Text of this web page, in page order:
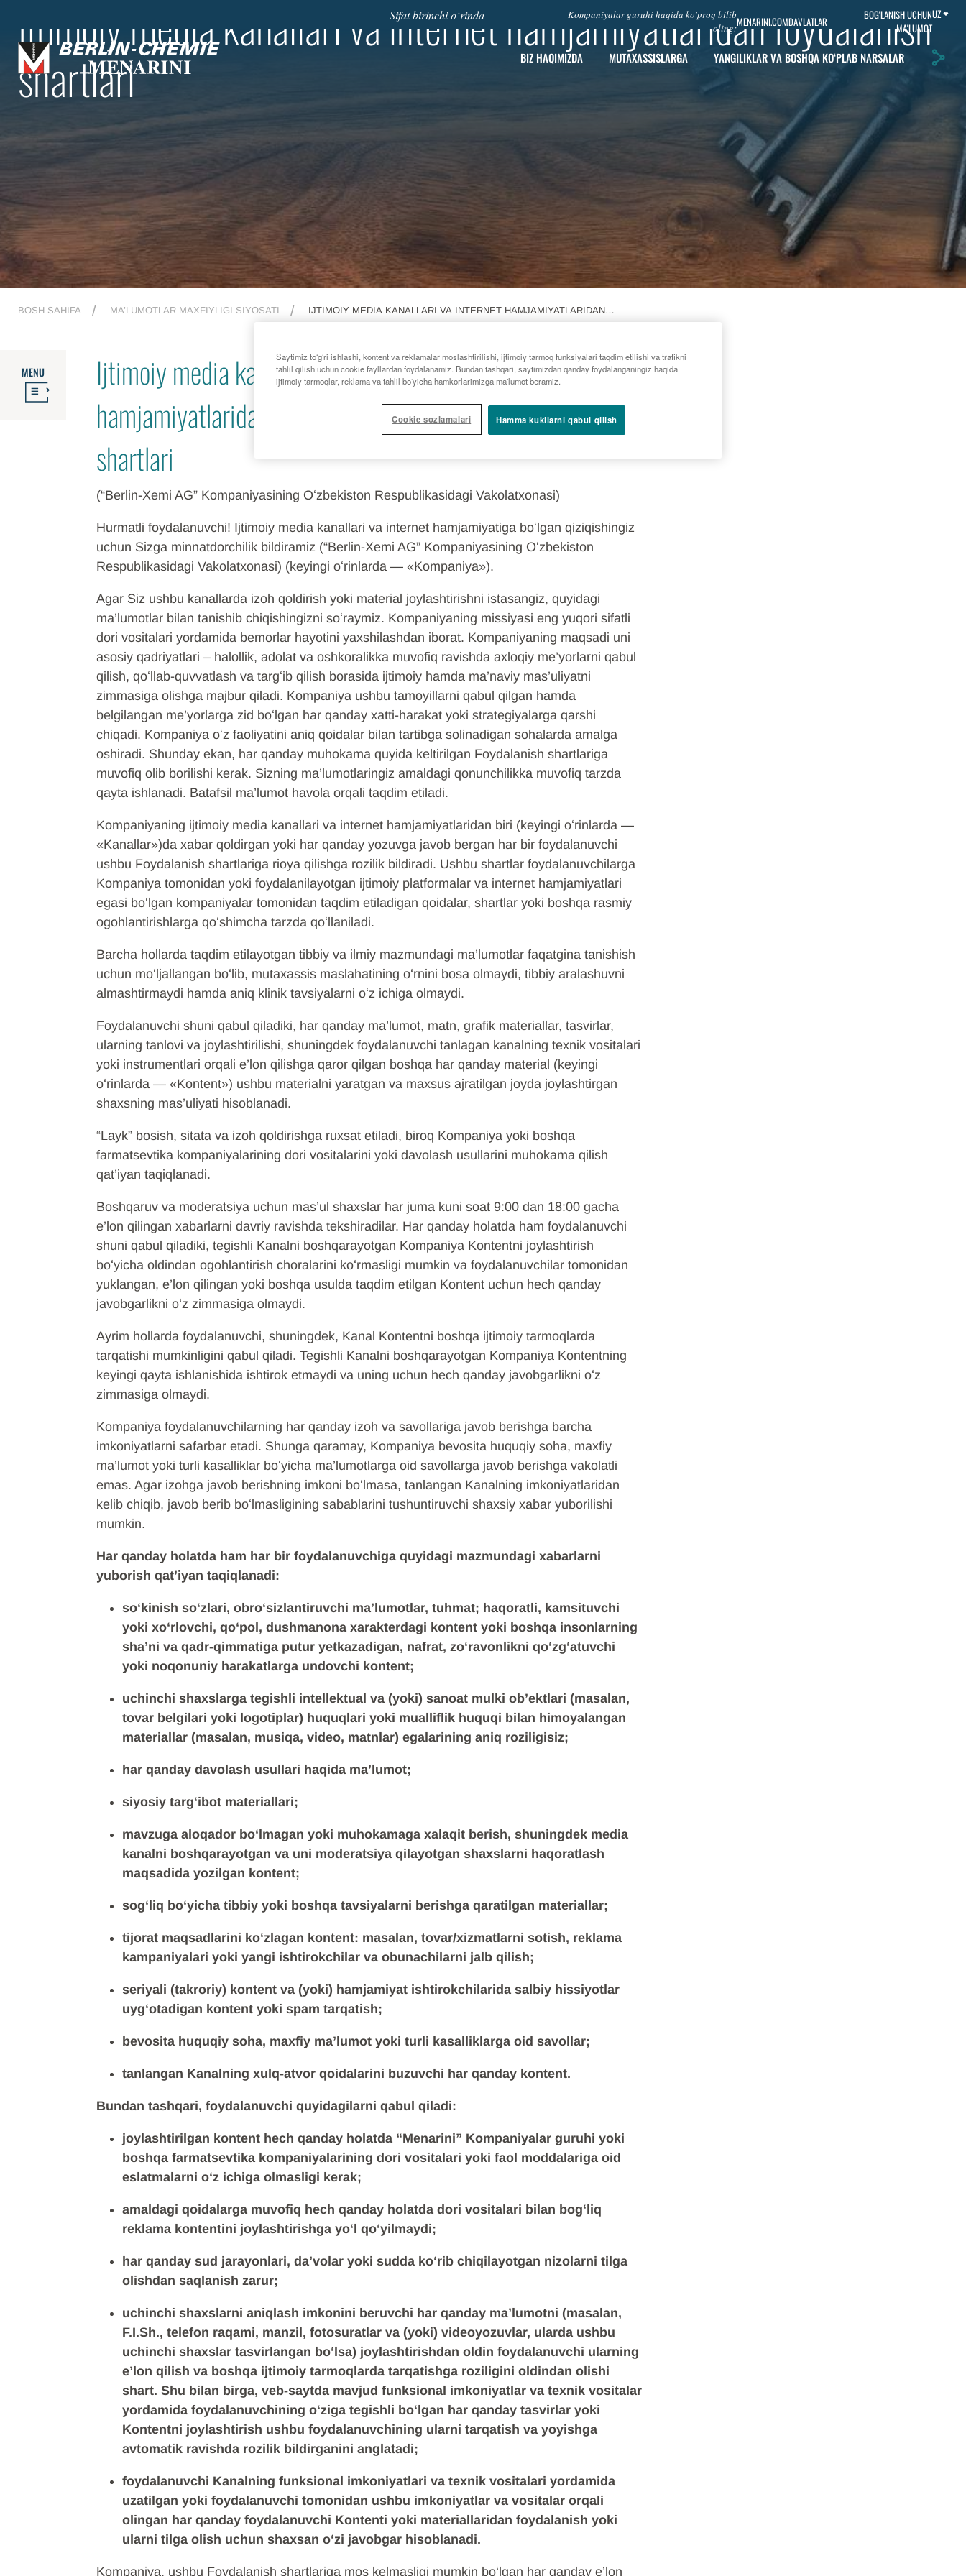
Sifat birinchi o‘rinda
Kompaniyalar guruhi haqida ko'proq bilib
oling:MENARINI.COMDAVLATLAR
BOG'LANISH UCHUN
MA'LUMOT
UZ
BIZ HАQIMIZDА MUTAXASSISLARGA YANGILIKLAR VA BOSHQA KO‘PLAB NARSALAR
Ijtimoiy media kanallari va internet hamjamiyatlaridan foydalanish
shartlari
BOSH SAHIFA MA’LUMOTLAR MAXFIYLIGI SIYOSATI
IJTIMOIY MEDIA KANALLARI VA INTERNET HAMJAMIYATLARIDAN
FOYDALANISH SHARTLARI
MENU
Ijtimoiy media kanallari va internet
hamjamiyatlaridan foydalanish
shartlari
(“Berlin-Xemi AG” Kompaniyasining Oʻzbekiston Respublikasidagi Vakolatxonasi)
Hurmatli foydalanuvchi! Ijtimoiy media kanallari va internet hamjamiyatiga boʻlgan qiziqishingiz
uchun Sizga minnatdorchilik bildiramiz (“Berlin-Xemi AG” Kompaniyasining Oʻzbekiston
Respublikasidagi Vakolatxonasi) (keyingi oʻrinlarda — «Kompaniya»).
Agar Siz ushbu kanallarda izoh qoldirish yoki material joylashtirishni istasangiz, quyidagi
ma’lumotlar bilan tanishib chiqishingizni soʻraymiz. Kompaniyaning missiyasi eng yuqori sifatli
dori vositalari yordamida bemorlar hayotini yaxshilashdan iborat. Kompaniyaning maqsadi uni
asosiy qadriyatlari – halollik, adolat va oshkoralikka muvofiq ravishda axloqiy me’yorlarni qabul
qilish, qoʻllab-quvvatlash va targʻib qilish borasida ijtimoiy hamda ma’naviy mas’uliyatni
zimmasiga olishga majbur qiladi. Kompaniya ushbu tamoyillarni qabul qilgan hamda
belgilangan me’yorlarga zid boʻlgan har qanday xatti-harakat yoki strategiyalarga qarshi
chiqadi. Kompaniya oʻz faoliyatini aniq qoidalar bilan tartibga solinadigan sohalarda amalga
oshiradi. Shunday ekan, har qanday muhokama quyida keltirilgan Foydalanish shartlariga
muvofiq olib borilishi kerak. Sizning ma’lumotlaringiz amaldagi qonunchilikka muvofiq tarzda
qayta ishlanadi. Batafsil ma’lumot havola orqali taqdim etiladi.
Kompaniyaning ijtimoiy media kanallari va internet hamjamiyatlaridan biri (keyingi oʻrinlarda —
«Kanallar»)da xabar qoldirgan yoki har qanday yozuvga javob bergan har bir foydalanuvchi
ushbu Foydalanish shartlariga rioya qilishga rozilik bildiradi. Ushbu shartlar foydalanuvchilarga
Kompaniya tomonidan yoki foydalanilayotgan ijtimoiy platformalar va internet hamjamiyatlari
egasi boʻlgan kompaniyalar tomonidan taqdim etiladigan qoidalar, shartlar yoki boshqa rasmiy
ogohlantirishlarga qoʻshimcha tarzda qoʻllaniladi.
Barcha hollarda taqdim etilayotgan tibbiy va ilmiy mazmundagi ma’lumotlar faqatgina tanishish
uchun moʻljallangan boʻlib, mutaxassis maslahatining oʻrnini bosa olmaydi, tibbiy aralashuvni
almashtirmaydi hamda aniq klinik tavsiyalarni oʻz ichiga olmaydi.
Foydalanuvchi shuni qabul qiladiki, har qanday ma’lumot, matn, grafik materiallar, tasvirlar,
ularning tanlovi va joylashtirilishi, shuningdek foydalanuvchi tanlagan kanalning texnik vositalari
yoki instrumentlari orqali e’lon qilishga qaror qilgan boshqa har qanday material (keyingi
oʻrinlarda — «Kontent») ushbu materialni yaratgan va maxsus ajratilgan joyda joylashtirgan
shaxsning mas’uliyati hisoblanadi.
“Layk” bosish, sitata va izoh qoldirishga ruxsat etiladi, biroq Kompaniya yoki boshqa
farmatsevtika kompaniyalarining dori vositalarini yoki davolash usullarini muhokama qilish
qat’iyan taqiqlanadi.
Boshqaruv va moderatsiya uchun mas’ul shaxslar har juma kuni soat 9:00 dan 18:00 gacha
e’lon qilingan xabarlarni davriy ravishda tekshiradilar. Har qanday holatda ham foydalanuvchi
shuni qabul qiladiki, tegishli Kanalni boshqarayotgan Kompaniya Kontentni joylashtirish
boʻyicha oldindan ogohlantirish choralarini koʻrmasligi mumkin va foydalanuvchilar tomonidan
yuklangan, e’lon qilingan yoki boshqa usulda taqdim etilgan Kontent uchun hech qanday
javobgarlikni oʻz zimmasiga olmaydi.
Ayrim hollarda foydalanuvchi, shuningdek, Kanal Kontentni boshqa ijtimoiy tarmoqlarda
tarqatishi mumkinligini qabul qiladi. Tegishli Kanalni boshqarayotgan Kompaniya Kontentning
keyingi qayta ishlanishida ishtirok etmaydi va uning uchun hech qanday javobgarlikni oʻz
zimmasiga olmaydi.
Kompaniya foydalanuvchilarning har qanday izoh va savollariga javob berishga barcha
imkoniyatlarni safarbar etadi. Shunga qaramay, Kompaniya bevosita huquqiy soha, maxfiy
ma’lumot yoki turli kasalliklar boʻyicha ma’lumotlarga oid savollarga javob berishga vakolatli
emas. Agar izohga javob berishning imkoni boʻlmasa, tanlangan Kanalning imkoniyatlaridan
kelib chiqib, javob berib boʻlmasligining sabablarini tushuntiruvchi shaxsiy xabar yuborilishi
mumkin.
Har qanday holatda ham har bir foydalanuvchiga quyidagi mazmundagi xabarlarni
yuborish qat’iyan taqiqlanadi:
soʻkinish soʻzlari, obroʻsizlantiruvchi ma’lumotlar, tuhmat; haqoratli, kamsituvchi
yoki xoʻrlovchi, qoʻpol, dushmanona xarakterdagi kontent yoki boshqa insonlarning
sha’ni va qadr-qimmatiga putur yetkazadigan, nafrat, zoʻravonlikni qoʻzgʻatuvchi
yoki noqonuniy harakatlarga undovchi kontent;
uchinchi shaxslarga tegishli intellektual va (yoki) sanoat mulki ob’ektlari (masalan,
tovar belgilari yoki logotiplar) huquqlari yoki mualliflik huquqi bilan himoyalangan
materiallar (masalan, musiqa, video, matnlar) egalarining aniq roziligisiz;
har qanday davolash usullari haqida ma’lumot;
siyosiy targʻibot materiallari;
mavzuga aloqador boʻlmagan yoki muhokamaga xalaqit berish, shuningdek media
kanalni boshqarayotgan va uni moderatsiya qilayotgan shaxslarni haqoratlash
maqsadida yozilgan kontent;
sogʻliq boʻyicha tibbiy yoki boshqa tavsiyalarni berishga qaratilgan materiallar;
tijorat maqsadlarini koʻzlagan kontent: masalan, tovar/xizmatlarni sotish, reklama
kampaniyalari yoki yangi ishtirokchilar va obunachilarni jalb qilish;
seriyali (takroriy) kontent va (yoki) hamjamiyat ishtirokchilarida salbiy hissiyotlar
uygʻotadigan kontent yoki spam tarqatish;
bevosita huquqiy soha, maxfiy ma’lumot yoki turli kasalliklarga oid savollar;
tanlangan Kanalning xulq-atvor qoidalarini buzuvchi har qanday kontent.
Bundan tashqari, foydalanuvchi quyidagilarni qabul qiladi:
joylashtirilgan kontent hech qanday holatda “Menarini” Kompaniyalar guruhi yoki
boshqa farmatsevtika kompaniyalarining dori vositalari yoki faol moddalariga oid
eslatmalarni oʻz ichiga olmasligi kerak;
amaldagi qoidalarga muvofiq hech qanday holatda dori vositalari bilan bogʻliq
reklama kontentini joylashtirishga yoʻl qoʻyilmaydi;
har qanday sud jarayonlari, da’volar yoki sudda koʻrib chiqilayotgan nizolarni tilga
olishdan saqlanish zarur;
uchinchi shaxslarni aniqlash imkonini beruvchi har qanday ma’lumotni (masalan,
F.I.Sh., telefon raqami, manzil, fotosuratlar va (yoki) videoyozuvlar, ularda ushbu
uchinchi shaxslar tasvirlangan boʻlsa) joylashtirishdan oldin foydalanuvchi ularning
e’lon qilish va boshqa ijtimoiy tarmoqlarda tarqatishga roziligini oldindan olishi
shart. Shu bilan birga, veb-saytda mavjud funksional imkoniyatlar va texnik vositalar
yordamida foydalanuvchining oʻziga tegishli boʻlgan har qanday tasvirlar yoki
Kontentni joylashtirish ushbu foydalanuvchining ularni tarqatish va yoyishga
avtomatik ravishda rozilik bildirganini anglatadi;
foydalanuvchi Kanalning funksional imkoniyatlari va texnik vositalari yordamida
uzatilgan yoki foydalanuvchi tomonidan ushbu imkoniyatlar va vositalar orqali
olingan har qanday foydalanuvchi Kontenti yoki materiallaridan foydalanish yoki
ularni tilga olish uchun shaxsan oʻzi javobgar hisoblanadi.
Kompaniya, ushbu Foydalanish shartlariga mos kelmasligi mumkin boʻlgan har qanday e’lon
Saytimiz toʻgʻri ishlashi, kontent va reklamalar moslashtirilishi, ijtimoiy tarmoq funksiyalari taqdim etilishi va trafikni
tahlil qilish uchun cookie fayllardan foydalanamiz. Bundan tashqari, saytimizdan qanday foydalanganingiz haqida
ijtimoiy tarmoqlar, reklama va tahlil boʻyicha hamkorlarimizga maʼlumot beramiz.
Cookie sozlamalari Hamma kukilarni qabul qilish